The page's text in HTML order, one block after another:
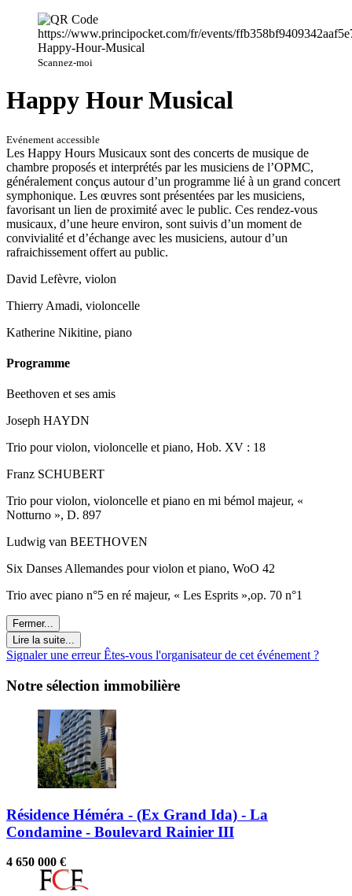
Scannez-moi
Happy Hour Musical
Evénement accessible
Les Happy Hours Musicaux sont des concerts de musique de
chambre proposés et interprétés par les musiciens de l’OPMC,
généralement conçus autour d’un programme lié à un grand concert
symphonique. Les œuvres sont présentées par les musiciens,
favorisant un lien de proximité avec le public. Ces rendez-vous
musicaux, d’une heure environ, sont suivis d’un moment de
convivialité et d’échange avec les musiciens, autour d’un
rafraichissement offert au public.
David Lefèvre, violon
Thierry Amadi, violoncelle
Katherine Nikitine, piano
Programme
Beethoven et ses amis
Joseph HAYDN
Trio pour violon, violoncelle et piano, Hob. XV : 18
Franz SCHUBERT
Trio pour violon, violoncelle et piano en mi bémol majeur, «
Notturno », D. 897
Ludwig van BEETHOVEN
Six Danses Allemandes pour violon et piano, WoO 42
Trio avec piano n°5 en ré majeur, « Les Esprits »,op. 70 n°1
Fermer...
Lire la suite...
Signaler une erreurÊtes-vous l'organisateur de cet événement ?
Notre sélection immobilière
Résidence Héméra - (Ex Grand Ida) - La
Condamine - Boulevard Rainier III
4 650 000 €